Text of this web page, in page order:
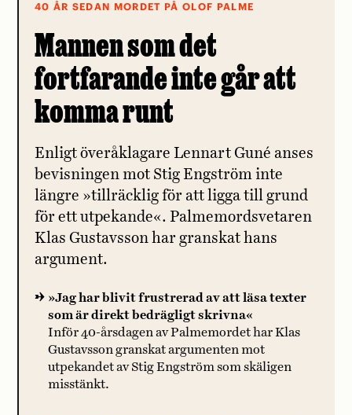
40 ÅR SEDAN MORDET PÅ OLOF PALME
Mannen som det
fortfarande inte går att
komma runt
Enligt överåklagare Lennart Guné anses
bevisningen mot Stig Engström inte
längre »tillräcklig för att ligga till grund
för ett utpekande«. Palmemordsvetaren
Klas Gustavsson har granskat hans
argument.
»Jag har blivit frustrerad av att läsa texter
som är direkt bedrägligt skrivna«
Inför 40-årsdagen av Palmemordet har Klas
Gustavsson granskat argumenten mot
utpekandet av Stig Engström som skäligen
misstänkt.